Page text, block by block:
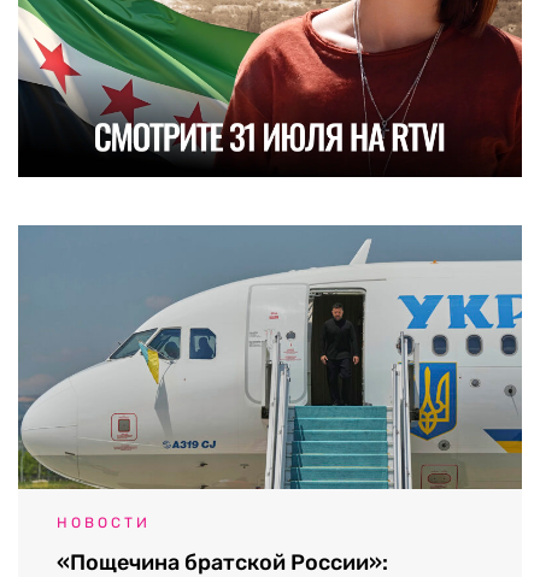
НОВОСТИ
«Пощечина братской России»: